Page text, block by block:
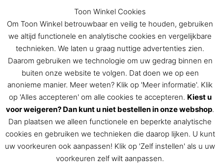
inhoud
De Toon Hermans winkel
IMG_6092
DoorToon Hermans/24 juni 2022
Toon Winkel Cookies
Om Toon Winkel betrouwbaar en veilig te houden, gebruiken
we altijd functionele en analytische cookies en vergelijkbare
technieken. We laten u graag nuttige advertenties zien.
Daarom gebruiken we technologie om uw gedrag binnen en
buiten onze website te volgen. Dat doen we op een
anonieme manier. Meer weten? Klik op 'Meer informatie'. Klik
op 'Alles accepteren' om alle cookies te accepteren. Kiest u
voor weigeren? Dan kunt u niet bestellen in onze webshop.
Dan plaatsen we alleen functionele en beperkte analytische
cookies en gebruiken we technieken die daarop lijken. U kunt
uw voorkeuren ook aanpassen! Klik op 'Zelf instellen' als u uw
voorkeuren zelf wilt aanpassen.